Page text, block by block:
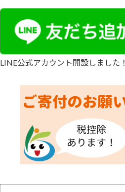
LINE公式アカウント開設しました！